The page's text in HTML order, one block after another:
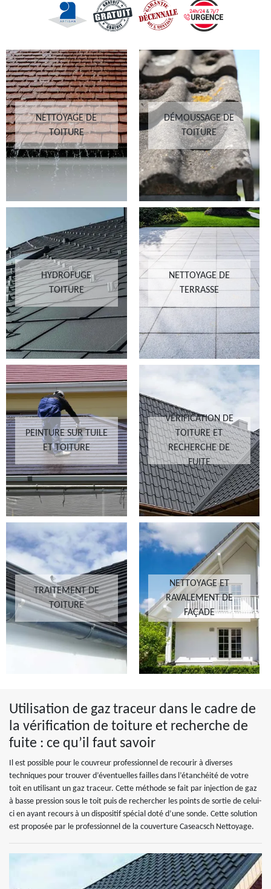
NETTOYAGE DE
TOITURE
DÉMOUSSAGE DE
TOITURE
HYDROFUGE
TOITURE
NETTOYAGE DE
TERRASSE
PEINTURE SUR TUILE
ET TOITURE
VÉRIFICATION DE
TOITURE ET
RECHERCHE DE
FUITE
TRAITEMENT DE
TOITURE
NETTOYAGE ET
RAVALEMENT DE
FAÇADE
Utilisation de gaz traceur dans le cadre de
la vérification de toiture et recherche de
fuite : ce qu’il faut savoir
Il est possible pour le couvreur professionnel de recourir à diverses
techniques pour trouver d’éventuelles failles dans l’étanchéité de votre
toit en utilisant un gaz traceur. Cette méthode se fait par injection de gaz
à basse pression sous le toit puis de rechercher les points de sortie de celui-
ci en ayant recours à un dispositif spécial doté d’une sonde. Cette solution
est proposée par le professionnel de la couverture Caseacsch Nettoyage.